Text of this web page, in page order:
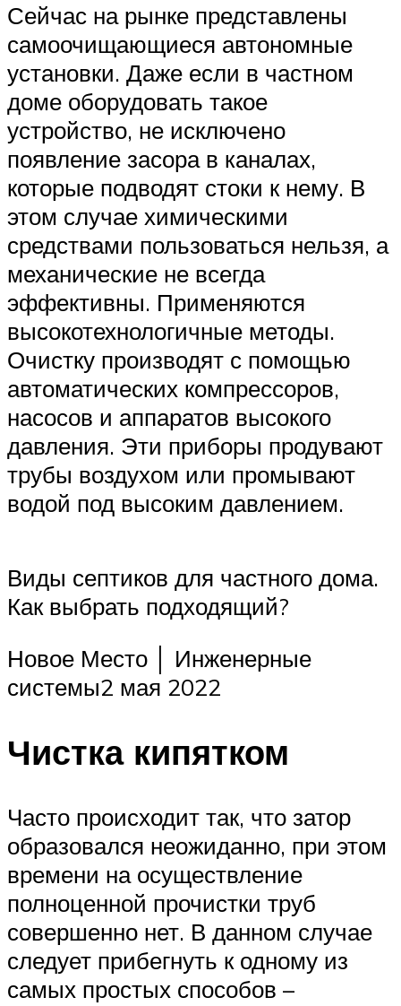
Сейчас на рынке представлены
самоочищающиеся автономные
установки. Даже если в частном
доме оборудовать такое
устройство, не исключено
появление засора в каналах,
которые подводят стоки к нему. В
этом случае химическими
средствами пользоваться нельзя, а
механические не всегда
эффективны. Применяются
высокотехнологичные методы.
Очистку производят с помощью
автоматических компрессоров,
насосов и аппаратов высокого
давления. Эти приборы продувают
трубы воздухом или промывают
водой под высоким давлением.
Виды септиков для частного дома.
Как выбрать подходящий?
Новое Место │ Инженерные
системы2 мая 2022
Чистка кипятком
Часто происходит так, что затор
образовался неожиданно, при этом
времени на осуществление
полноценной прочистки труб
совершенно нет. В данном случае
следует прибегнуть к одному из
самых простых способов –